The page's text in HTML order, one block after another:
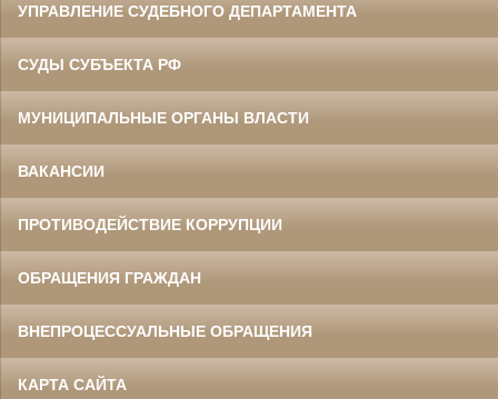
УПРАВЛЕНИЕ СУДЕБНОГО ДЕПАРТАМЕНТА
СУДЫ СУБЪЕКТА РФ
МУНИЦИПАЛЬНЫЕ ОРГАНЫ ВЛАСТИ
ВАКАНСИИ
ПРОТИВОДЕЙСТВИЕ КОРРУПЦИИ
ОБРАЩЕНИЯ ГРАЖДАН
ВНЕПРОЦЕССУАЛЬНЫЕ ОБРАЩЕНИЯ
КАРТА САЙТА